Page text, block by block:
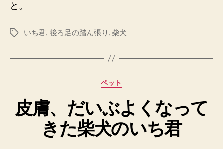
と。
タ
いち君, 後ろ足の踏ん張り , 柴犬
カ
ゴ
リ
ー
ペット
皮膚、だいぶよくなって
きた柴犬のいち君